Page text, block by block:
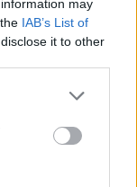
may
IAB’s List of
it to other
or more Google
may click to
party tags to
in below Google